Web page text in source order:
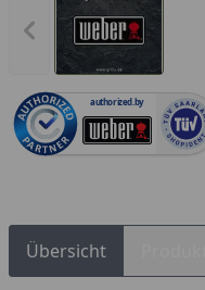
Vorheriges Bild
authorized.by
Übersicht